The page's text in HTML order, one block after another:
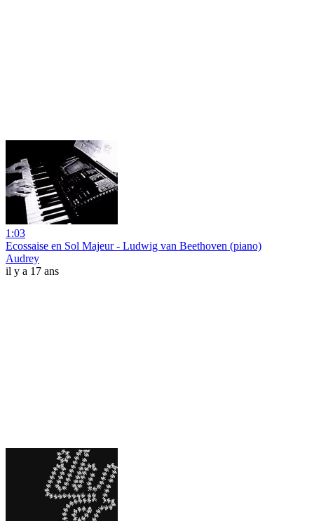
1:03
Ecossaise en Sol Majeur - Ludwig van Beethoven (piano)
Audrey
il y a 17 ans